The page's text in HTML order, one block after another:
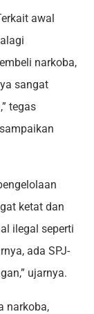
awal
narkoba,
sangat
tegas
ketat dan
ilegal seperti
ada SPJ-
ujarnya.
narkoba,